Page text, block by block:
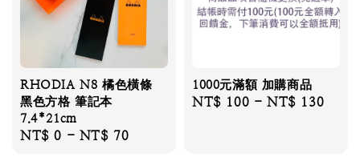
RHODIA N8 橘色橫條
黑色方格 筆記本
7.4*21cm
Regular
NT$ 0 - NT$ 70
1000元滿額 加購商品
Regular
NT$ 100 -NT$ 130